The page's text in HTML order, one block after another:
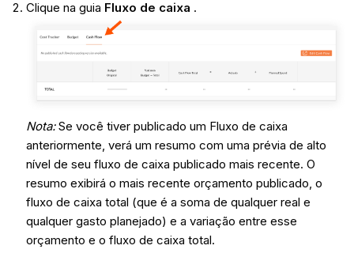
Clique na guia Fluxo de caixa .
Nota:Se você tiver publicado um Fluxo de caixa
anteriormente, verá um resumo com uma prévia de alto
nível de seu fluxo de caixa publicado mais recente. O
resumo exibirá o mais recente orçamento publicado, o
fluxo de caixa total (que é a soma de qualquer real e
qualquer gasto planejado) e a variação entre esse
orçamento e o fluxo de caixa total.